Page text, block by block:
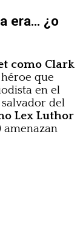
era… ¿o
como Clark
que
en el
del
Lex Luthor
amenazan